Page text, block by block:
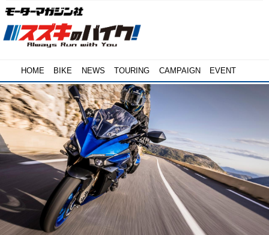
HOME BIKE NEWS TOURING CAMPAIGN EVENT